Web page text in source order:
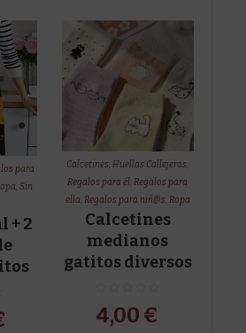
para
,Sin
+ 2
Calcetines,Huellas Callejeras,
Regalos para él,Regalos para
ella, Regalos para niñ@s, Ropa
Calcetines
medianos
gatitos diversos
4,00 €